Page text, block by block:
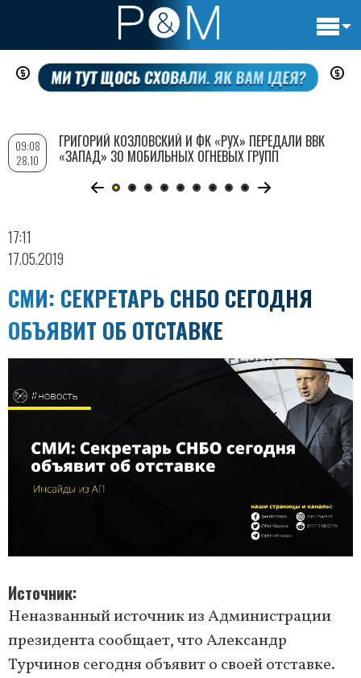
Перейти
содержанию
17:11
17.05.2019
СМИ: СЕКРЕТАРЬ СНБО СЕГОДНЯ
ОБЪЯВИТ ОБ ОТСТАВКЕ
Источник
Неназванный источник из Администрации
президента сообщает, что Александр
Турчинов сегодня объявит о своей отставке.
09:08
28.10
ГРИГОРИЙ КОЗЛОВСКИЙ И ФК «РУХ» ПЕРЕДАЛИ ВВК
«ЗАПАД» 30 МОБИЛЬНЫХ ОГНЕВЫХ ГРУПП